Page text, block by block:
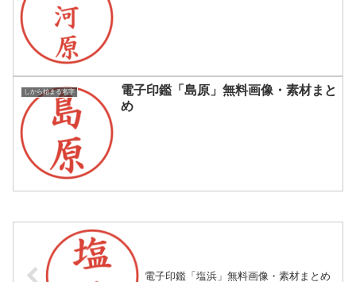
しから始まる名字
電子印鑑「島原」無料画像・素材まと
め
電子印鑑「塩浜」無料画像・素材まとめ